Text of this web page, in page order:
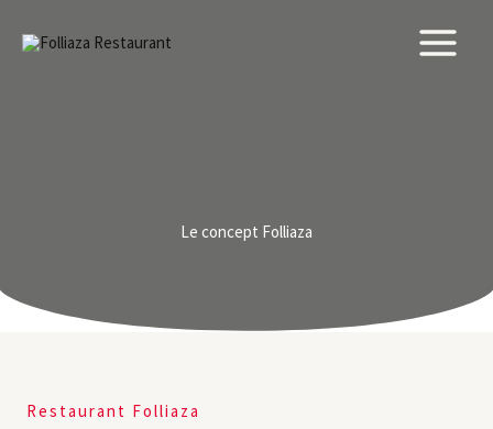
Le concept Folliaza
Restaurant Folliaza